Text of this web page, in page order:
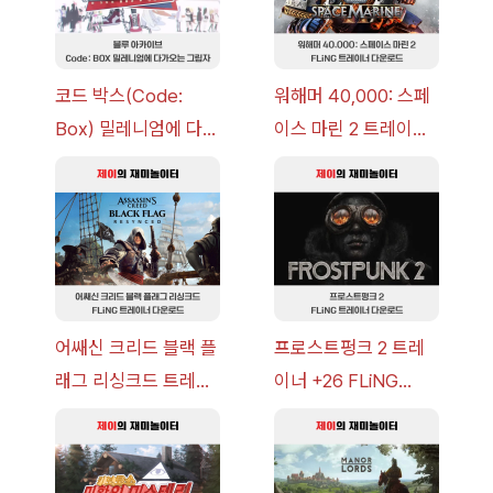
코드 박스(Code:
Box) 밀레니엄에 다가
략 [복각] | 블루 아카
이브
워해머 40,000: 스페
이스 마린 2 트레이너
v14.0+] 다운로드
어쌔신 크리드 블랙 플
래그 리싱크드 트레이
v1.0+] 다운로드
프로스트펑크 2 트레
이너 +26 FLiNG
드